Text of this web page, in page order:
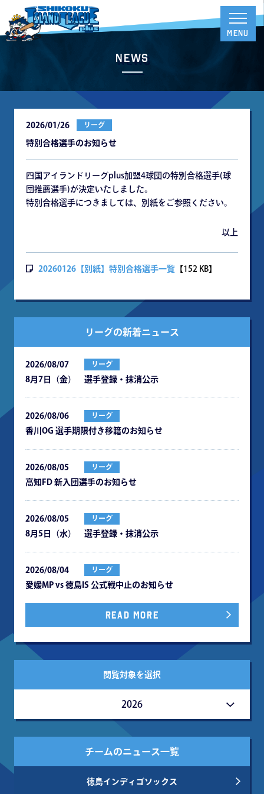
News
2026/01/26 リーグ
特別合格選⼿のお知らせ
四国アイランドリーグplus加盟4球団の特別合格選⼿(球
団推薦選⼿)が決定いたしました。
特別合格選⼿につきましては、別紙をご参照ください。
以上
20260126【別紙】特別合格選手一覧 【152 KB】
リーグの新着ニュース
2026/08/07 リーグ
8月7日（金） 選手登録・抹消公示
2026/08/06 リーグ
⾹川OG 選⼿期限付き移籍のお知らせ
2026/08/05 リーグ
⾼知FD 新⼊団選⼿のお知らせ
2026/08/05 リーグ
8月5日（水） 選手登録・抹消公示
2026/08/04 リーグ
愛媛MP vs 徳島IS 公式戦中⽌のお知らせ
READ MORE
閲覧対象を選択
2026
チームのニュース一覧
徳島インディゴソックス